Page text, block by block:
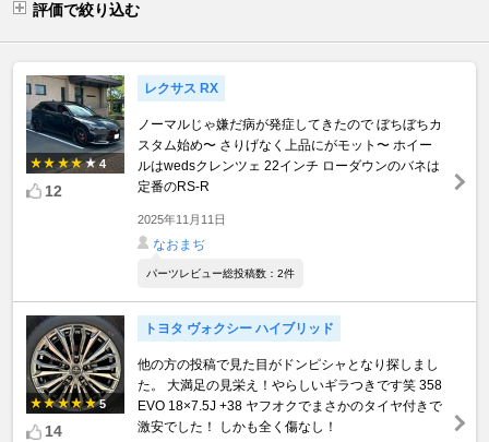
評価で絞り込む
4
12
レクサス RX
ノーマルじゃ嫌だ病が発症してきたので ぼちぼちカ
スタム始め〜 さりげなく上品にがモット〜 ホイー
ルはwedsクレンツェ 22インチ ローダウンのバネは
定番のRS-R
2025年11月11日
なおまぢ
パーツレビュー総投稿数：2件
5
14
トヨタ ヴォクシー ハイブリッド
他の方の投稿で見た目がドンピシャとなり探しまし
た。 大満足の見栄え！やらしいギラつきです笑 358
EVO 18×7.5J +38 ヤフオクでまさかのタイヤ付きで
激安でした！ しかも全く傷なし！